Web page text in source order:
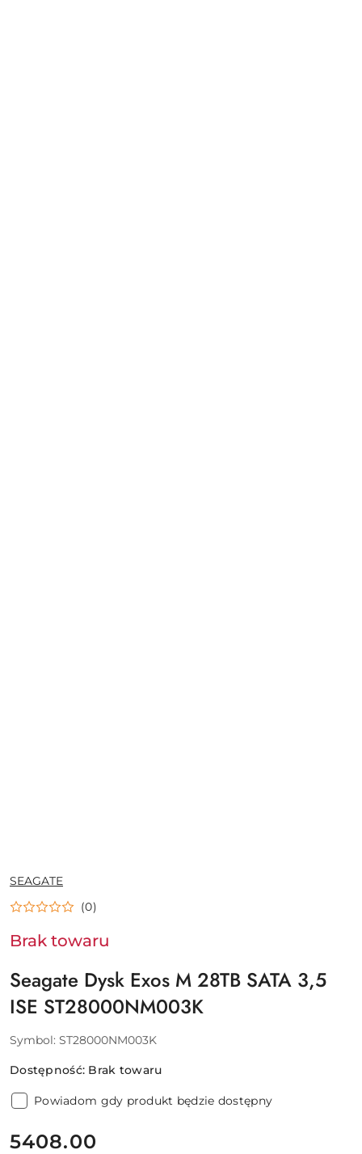
NAZWA
PRODUCENTA:
SEAGATE
(0)
Brak towaru
Seagate Dysk Exos M 28TB SATA 3,5
ISE ST28000NM003K
Symbol: ST28000NM003K
Dostępność: Brak towaru
Powiadom gdy produkt będzie dostępny
cena:
5408.00